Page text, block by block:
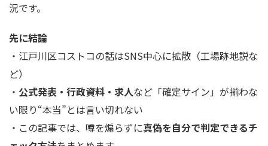
況です。
先に結論
・江戸川区コストコの話はSNS中心に拡散（工場跡地説な
ど）
・ 公式発表・行政資料・求人など「確定サイン」が揃わな
い限り“本当”とは言い切れない
・この記事では、噂を煽らずに真偽を自分で判定できるチ